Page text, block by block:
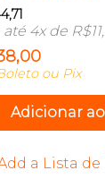
até 4x de R$
ou Pix
Adicionar
a Lista de